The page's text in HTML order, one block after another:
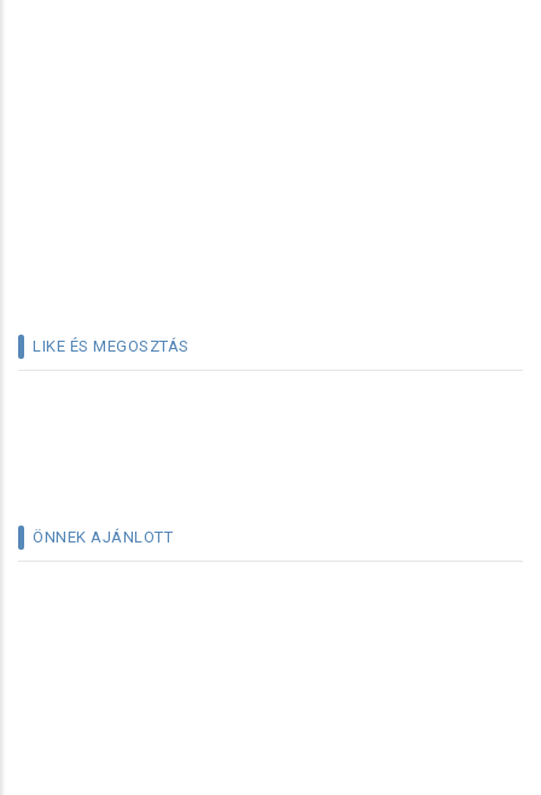
LIKE ÉS MEGOSZTÁS
ÖNNEK AJÁNLOTT